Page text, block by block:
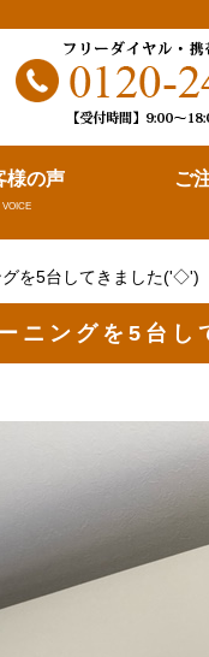
様の声
VOICE
ご
グを5台してきました('◇')
ニングを5台